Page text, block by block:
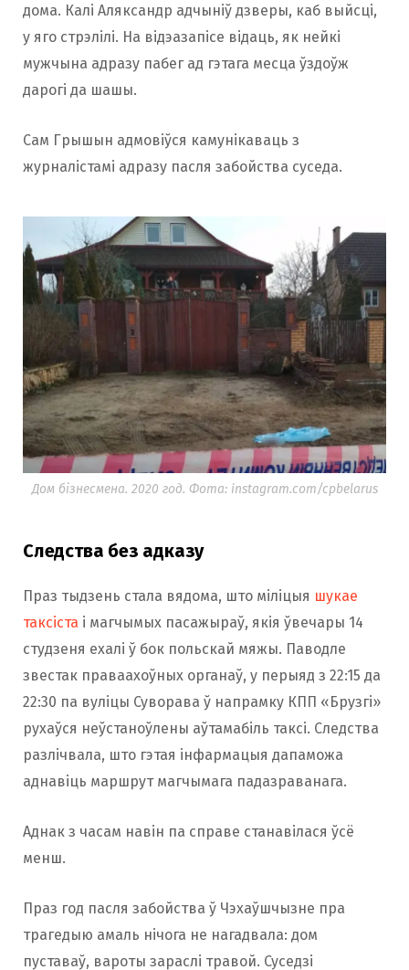
дома. Калі Аляксандр адчыніў дзверы, каб выйсці,
у яго стрэлілі. На відэазапісе відаць, як нейкі
мужчына адразу пабег ад гэтага месца ўздоўж
дарогі да шашы.
Сам Грышын адмовіўся камунікаваць з
журналістамі адразу пасля забойства суседа.
Дом бізнесмена. 2020 год. Фота: instagram.com/cpbelarus
Следства без адказу
Праз тыдзень стала вядома, што міліцыя шукае
таксіста і магчымых пасажыраў, якія ўвечары 14
студзеня ехалі ў бок польскай мяжы. Паводле
звестак праваахоўных органаў, у перыяд з 22:15 да
22:30 па вуліцы Суворава ў напрамку КПП «Брузгі»
рухаўся неўстаноўлены аўтамабіль таксі. Следства
разлічвала, што гэтая інфармацыя дапаможа
аднавіць маршрут магчымага падазраванага.
Аднак з часам навін па справе станавілася ўсё
менш.
Праз год пасля забойства ў Чэхаўшчызне пра
трагедыю амаль нічога не нагадвала: дом
пуставаў, вароты зараслі травой. Суседзі